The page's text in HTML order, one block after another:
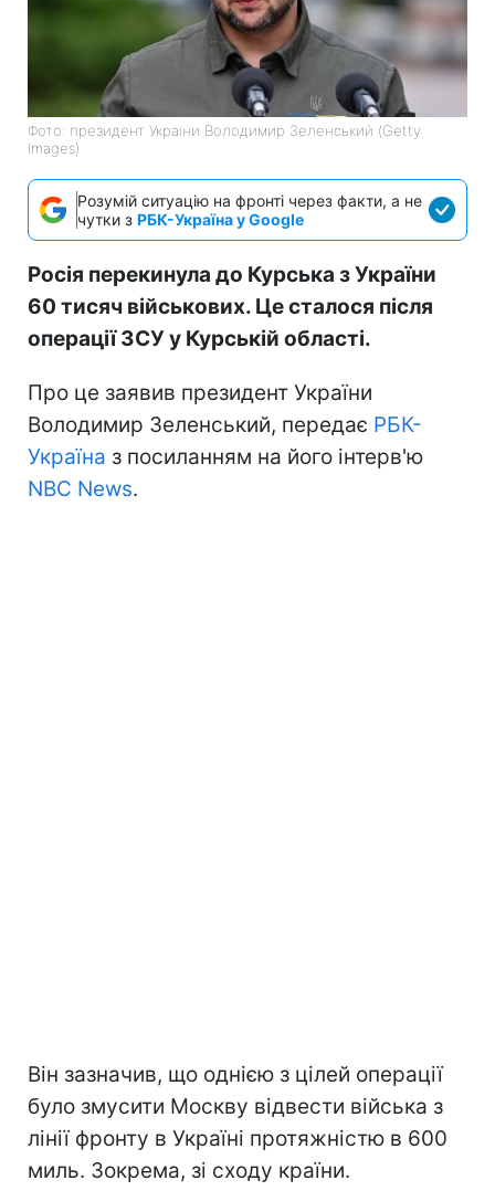
Фото: президент України Володимир Зеленський (Getty
Images)
Розумій ситуацію на фронті через факти, а не
чутки з РБК-Україна у Google
Росія перекинула до Курська з України
60 тисяч військових. Це сталося після
операції ЗСУ у Курській області.
Про це заявив президент України
Володимир Зеленський, передає РБК-
Україна з посиланням на його інтерв'ю
NBC News.
Він зазначив, що однією з цілей операції
було змусити Москву відвести війська з
лінії фронту в Україні протяжністю в 600
миль. Зокрема, зі сходу країни.